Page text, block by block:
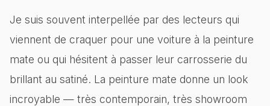
Je suis souvent interpellée par des lecteurs qui
viennent de craquer pour une voiture à la peinture
mate ou qui hésitent à passer leur carrosserie du
brillant au satiné. La peinture mate donne un look
incroyable — très contemporain, très showroom